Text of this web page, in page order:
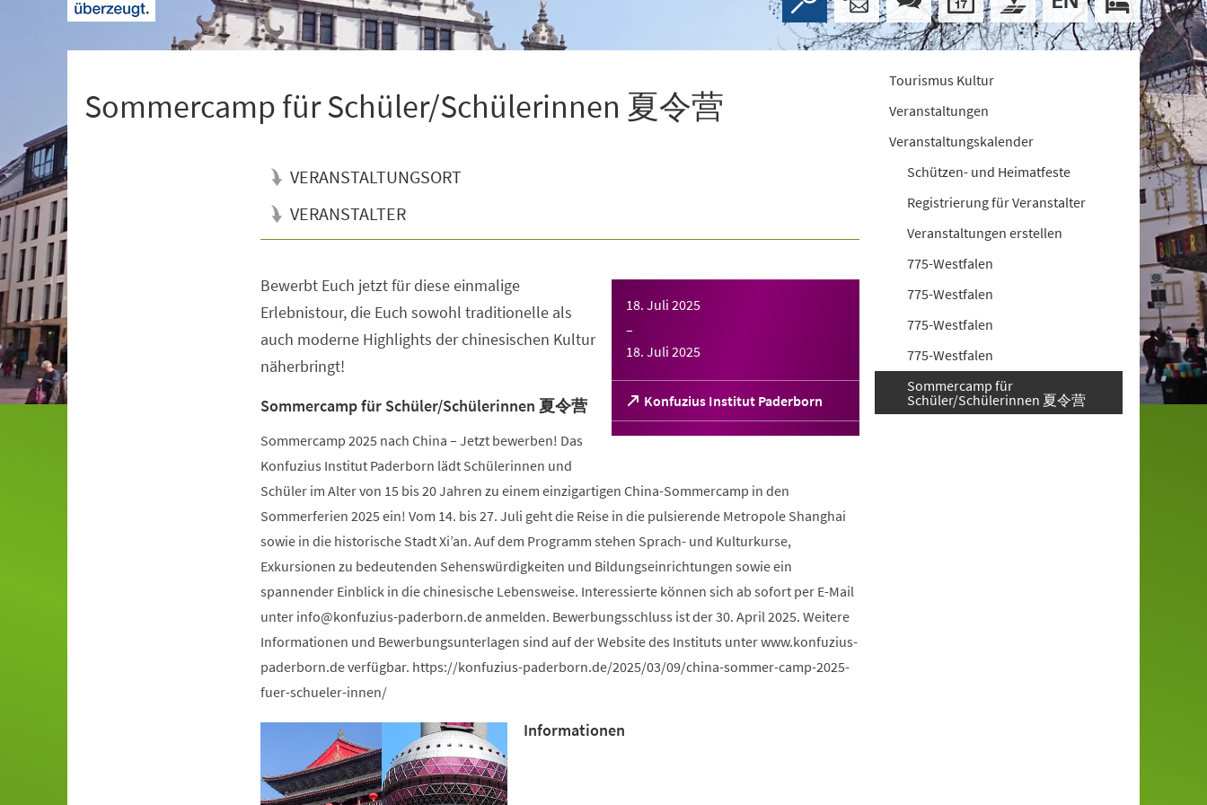
Sommercamp für Schüler/Schülerinnen 夏令营
VERANSTALTUNGSORT
VERANSTALTER
18. Juli 2025
–
18. Juli 2025
Konfuzius Institut Paderborn
(Öffnet
in
einem
Bewerbt Euch jetzt für diese einmalige
Erlebnistour, die Euch sowohl traditionelle als
auch moderne Highlights der chinesischen Kultur
näherbringt!
Sommercamp für Schüler/Schülerinnen 夏令营
Sommercamp 2025 nach China – Jetzt bewerben! Das
Konfuzius Institut Paderborn lädt Schülerinnen und
Schüler im Alter von 15 bis 20 Jahren zu einem einzigartigen China-Sommercamp in den
Sommerferien 2025 ein! Vom 14. bis 27. Juli geht die Reise in die pulsierende Metropole Shanghai
sowie in die historische Stadt Xi’an. Auf dem Programm stehen Sprach- und Kulturkurse,
Exkursionen zu bedeutenden Sehenswürdigkeiten und Bildungseinrichtungen sowie ein
spannender Einblick in die chinesische Lebensweise. Interessierte können sich ab sofort per E-Mail
unter info konfuzius-paderborn deanmelden. Bewerbungsschluss ist der 30. April 2025. Weitere
Informationen und Bewerbungsunterlagen sind auf der Website des Instituts unter www.konfuzius-
paderborn.de verfügbar. https://konfuzius-paderborn.de/2025/03/09/china-sommer-camp-2025-
fuer-schueler-innen/
Informationen
Tourismus Kultur
Veranstaltungen
Veranstaltungskalender
Schützen- und Heimatfeste
Registrierung für Veranstalter
Veranstaltungen erstellen
775-Westfalen
775-Westfalen
775-Westfalen
775-Westfalen
Sommercamp für
Schüler/Schülerinnen 夏令营